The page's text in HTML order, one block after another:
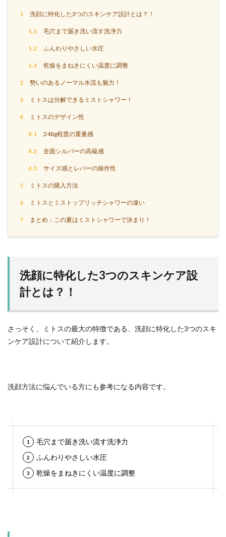
1 洗顔に特化した3つのスキンケア設計とは？！
1.1 毛穴まで届き洗い流す洗浄力
1.2 ふんわりやさしい水圧
1.3 乾燥をまねきにくい温度に調整
2 勢いのあるノーマル水流も魅力！
3 ミトスは分解できるミストシャワー！
4 ミトスのデザイン性
4.1 248g程度の重量感
4.2 全面シルバーの高級感
4.3 サイズ感とレバーの操作性
5 ミトスの購入方法
6 ミトスとミストップリッチシャワーの違い
7 まとめ：この夏はミストシャワーで決まり！
洗顔に特化した3つのスキンケア設
計とは？！
さっそく、ミトスの最大の特徴である、洗顔に特化した3つのスキ
ンケア設計について紹介します。
洗顔方法に悩んでいる方にも参考になる内容です。
毛穴まで届き洗い流す洗浄力
ふんわりやさしい水圧
乾燥をまねきにくい温度に調整